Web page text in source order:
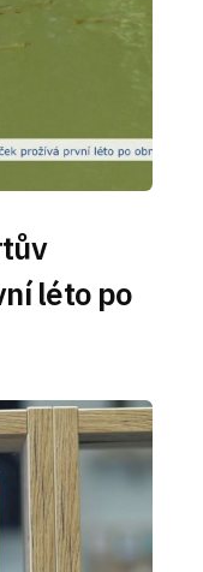
léto po